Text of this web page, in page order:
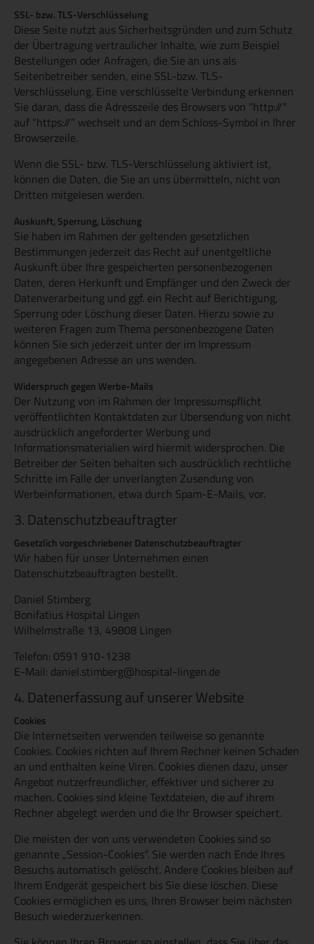
SSL- bzw. TLS-Verschlüsselung
Diese Seite nutzt aus Sicherheitsgründen und zum Schutz
der Übertragung vertraulicher Inhalte, wie zum Beispiel
Bestellungen oder Anfragen, die Sie an uns als
Seitenbetreiber senden, eine SSL-bzw. TLS-
Verschlüsselung. Eine verschlüsselte Verbindung erkennen
Sie daran, dass die Adresszeile des Browsers von “http://”
auf “https://” wechselt und an dem Schloss-Symbol in Ihrer
Browserzeile.
Wenn die SSL- bzw. TLS-Verschlüsselung aktiviert ist,
können die Daten, die Sie an uns übermitteln, nicht von
Dritten mitgelesen werden.
Auskunft, Sperrung, Löschung
Sie haben im Rahmen der geltenden gesetzlichen
Bestimmungen jederzeit das Recht auf unentgeltliche
Auskunft über Ihre gespeicherten personenbezogenen
Daten, deren Herkunft und Empfänger und den Zweck der
Datenverarbeitung und ggf. ein Recht auf Berichtigung,
Sperrung oder Löschung dieser Daten. Hierzu sowie zu
weiteren Fragen zum Thema personenbezogene Daten
können Sie sich jederzeit unter der im Impressum
angegebenen Adresse an uns wenden.
Widerspruch gegen Werbe-Mails
Der Nutzung von im Rahmen der Impressumspflicht
veröffentlichten Kontaktdaten zur Übersendung von nicht
ausdrücklich angeforderter Werbung und
Informationsmaterialien wird hiermit widersprochen. Die
Betreiber der Seiten behalten sich ausdrücklich rechtliche
Schritte im Falle der unverlangten Zusendung von
Werbeinformationen, etwa durch Spam-E-Mails, vor.
3. Datenschutzbeauftragter
Gesetzlich vorgeschriebener Datenschutzbeauftragter
Wir haben für unser Unternehmen einen
Datenschutzbeauftragten bestellt.
Daniel Stimberg
Bonifatius Hospital Lingen
Wilhelmstraße 13, 49808 Lingen
Telefon: 0591 910-1238
E-Mail: daniel.stimberg@hospital-lingen.de
4. Datenerfassung auf unserer Website
Cookies
Die Internetseiten verwenden teilweise so genannte
Cookies. Cookies richten auf Ihrem Rechner keinen Schaden
an und enthalten keine Viren. Cookies dienen dazu, unser
Angebot nutzerfreundlicher, effektiver und sicherer zu
machen. Cookies sind kleine Textdateien, die auf ihrem
Rechner abgelegt werden und die Ihr Browser speichert.
Die meisten der von uns verwendeten Cookies sind so
genannte „Session-Cookies“. Sie werden nach Ende Ihres
Besuchs automatisch gelöscht. Andere Cookies bleiben auf
Ihrem Endgerät gespeichert bis Sie diese löschen. Diese
Cookies ermöglichen es uns, Ihren Browser beim nächsten
Besuch wiederzuerkennen.